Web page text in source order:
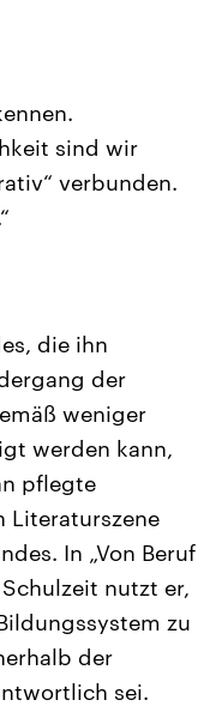
sind wir
verbunden.
die ihn
der
weniger
werden kann,
pflegte
Literaturszene
In „Von Beruf
nutzt er,
zu
der
sei.